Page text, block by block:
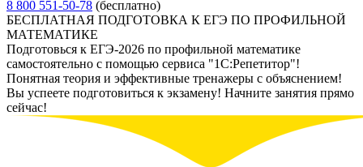
8 800 551-50-78 (бесплатно)
БЕСПЛАТНАЯ ПОДГОТОВКА К ЕГЭ ПО ПРОФИЛЬНОЙ
МАТЕМАТИКЕ
Подготовься к ЕГЭ-2026 по профильной математике
самостоятельно с помощью сервиса "1С:Репетитор"!
Понятная теория и эффективные тренажеры с объяснением!
Вы успеете подготовиться к экзамену! Начните занятия прямо
сейчас!